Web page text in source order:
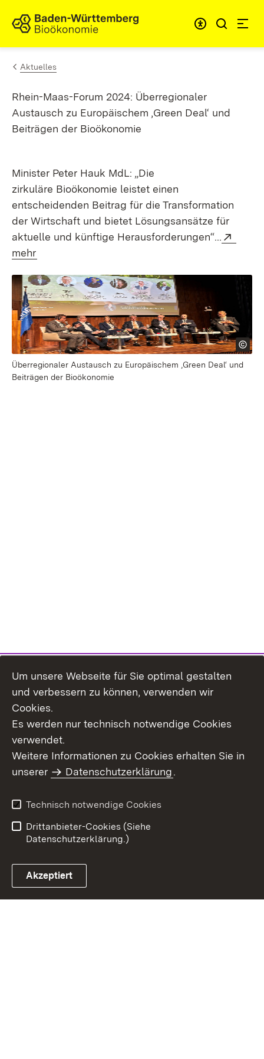
Zum Inhalt springen
Link zur Startseite
Aktuelles
Rhein-Maas-Forum 2024: Überregionaler
Austausch zu Europäischem ,Green Deal‘ und
Beiträgen der Bioökonomie
Minister Peter Hauk MdL: „Die
zirkuläre Bioökonomie leistet einen
entscheidenden Beitrag für die Transformation
der Wirtschaft und bietet Lösungsansätze für
aktuelle und künftige Herausforderungen“...
mehr
Überregionaler Austausch zu Europäischem ,Green Deal‘ und
Beiträgen der Bioökonomie
Themenübersicht
Barrierefreiheit
Um unsere Webseite für Sie optimal gestalten
und verbessern zu können, verwenden wir
Cookies.
Es werden nur technisch notwendige Cookies
verwendet.
Weitere Informationen zu Cookies erhalten Sie in
unserer
Datenschutzerklärung.
Technisch notwendige Cookies
Drittanbieter-Cookies (Siehe
Datenschutzerklärung.)
Akzeptiert